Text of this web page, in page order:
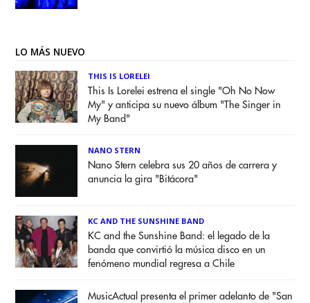
LO MÁS NUEVO
THIS IS LORELEI
This Is Lorelei estrena el single "Oh No Now
My" y anticipa su nuevo álbum "The Singer in
My Band"
NANO STERN
Nano Stern celebra sus 20 años de carrera y
anuncia la gira "Bitácora"
KC AND THE SUNSHINE BAND
KC and the Sunshine Band: el legado de la
banda que convirtió la música disco en un
fenómeno mundial regresa a Chile
MusicActual presenta el primer adelanto de "San